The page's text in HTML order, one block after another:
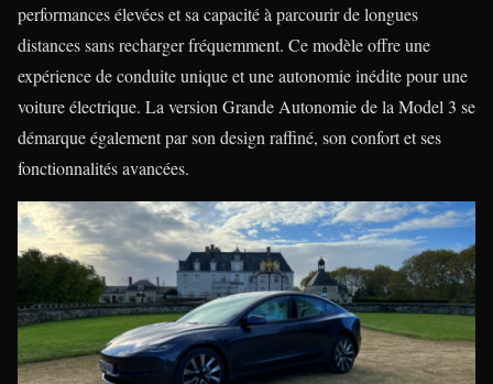
performances élevées et sa capacité à parcourir de longues
distances sans recharger fréquemment. Ce modèle offre une
expérience de conduite unique et une autonomie inédite pour une
voiture électrique. La version Grande Autonomie de la Model 3 se
démarque également par son design raffiné, son confort et ses
fonctionnalités avancées.